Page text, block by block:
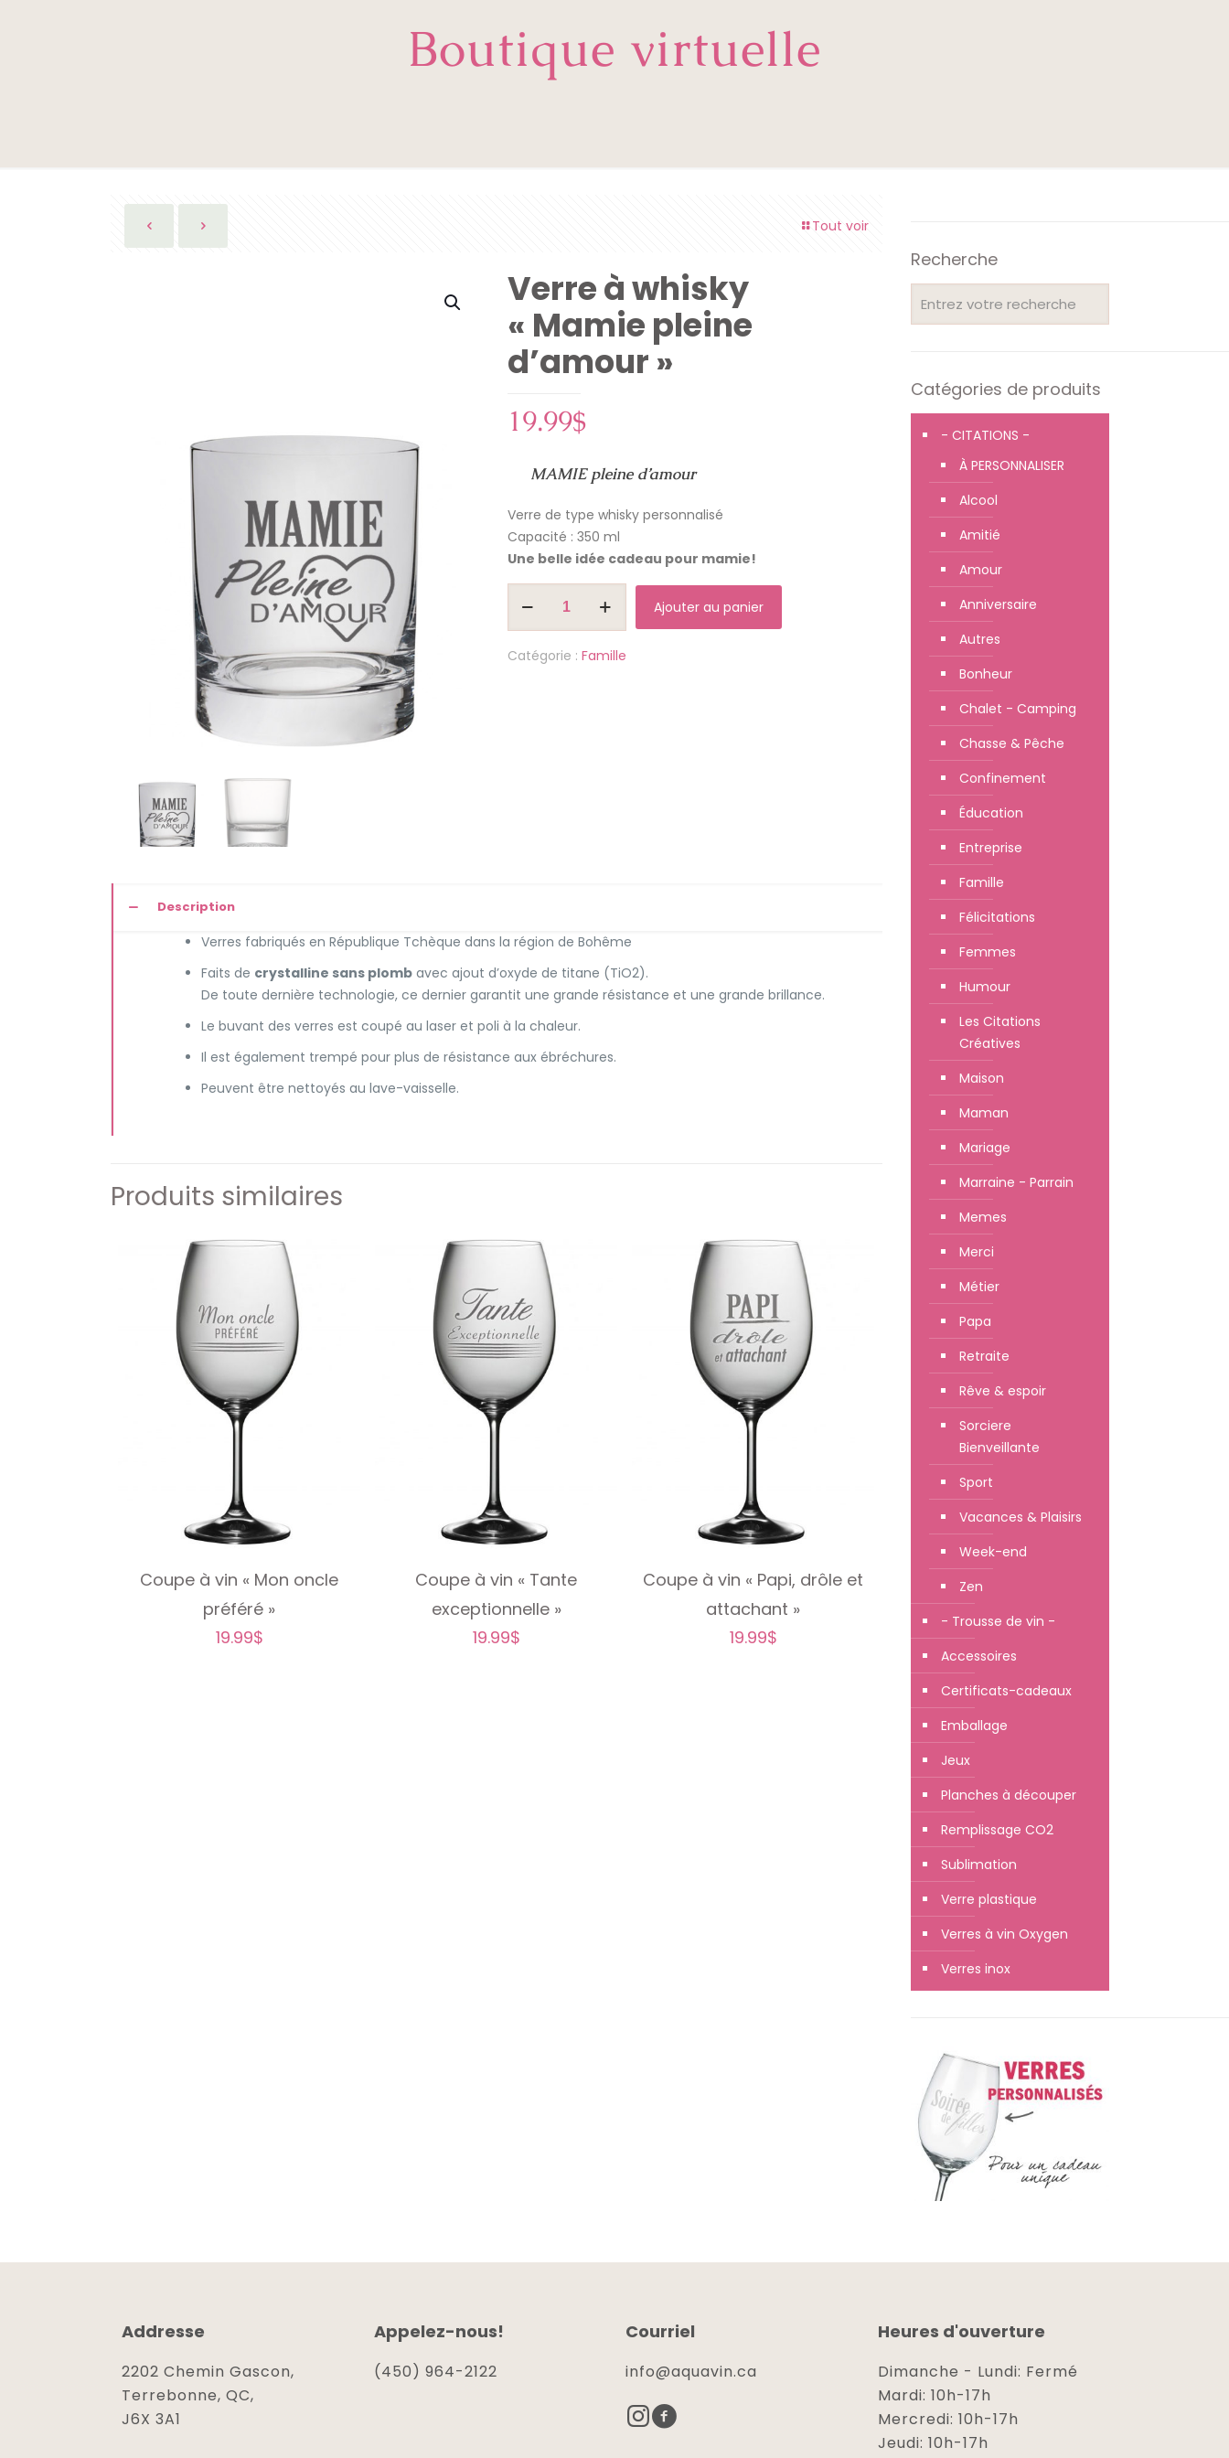
Boutique virtuelle
Tout voir
Verre à whisky
« Mamie pleine
d’amour »
19.99$
MAMIE pleine d’amour
Verre de type whisky personnalisé
Capacité : 350 ml
Une belle idée cadeau pour mamie!
à
Ajouter au panier
Catégorie : Famille
Description
Verres fabriqués en République Tchèque dans la région de Bohême
Faits de crystalline sans plombavec ajout d’oxyde de titane (TiO2).
De toute dernière technologie, ce dernier garantit une grande résistance et une grande brillance.
Le buvant des verres est coupé au laser et poli à la chaleur.
Il est également trempé pour plus de résistance aux ébréchures.
Peuvent être nettoyés au lave-vaisselle.
Produits similaires
Coupe à vin « Mon oncle
préféré »
19.99$
Coupe à vin « Tante
exceptionnelle »
19.99$
Coupe à vin « Papi, drôle et
attachant »
19.99$
Recherche
Catégories de produits
- CITATIONS -
À PERSONNALISER
Alcool
Amitié
Amour
Anniversaire
Autres
Bonheur
Chalet - Camping
Chasse & Pêche
Confinement
Éducation
Entreprise
Famille
Félicitations
Femmes
Humour
Les Citations
Créatives
Maison
Maman
Mariage
Marraine - Parrain
Memes
Merci
Métier
Papa
Retraite
Rêve & espoir
Sorciere
Bienveillante
Sport
Vacances & Plaisirs
Week-end
Zen
- Trousse de vin -
Accessoires
Certificats-cadeaux
Emballage
Jeux
Planches à découper
Remplissage CO2
Sublimation
Verre plastique
Verres à vin Oxygen
Verres inox
Addresse
2202 Chemin Gascon,
Terrebonne, QC,
J6X 3A1
Appelez-nous!
(450) 964-2122
Courriel
info@aquavin.ca
Heures d'ouverture
Dimanche - Lundi: Fermé
Mardi: 10h-17h
Mercredi: 10h-17h
Jeudi: 10h-17h